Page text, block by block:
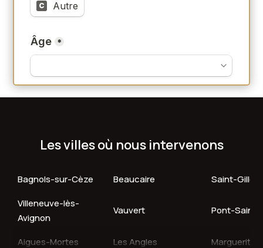
Les villes où nous intervenons
Bagnols-sur-Cèze Beaucaire
Saint-Gilles
Villeneuve-lès-
Avignon
Vauvert Pont-Saint-
Aigues-Mortes Les Angles